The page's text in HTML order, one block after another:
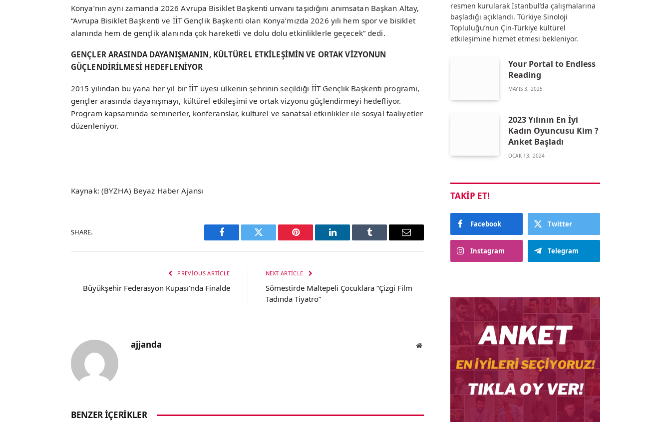
Konya’nın aynı zamanda 2026 Avrupa Bisiklet Başkenti unvanı taşıdığını anımsatan Başkan Altay,
“Avrupa Bisiklet Başkenti ve İİT Gençlik Başkenti olan Konya’mızda 2026 yılı hem spor ve bisiklet
alanında hem de gençlik alanında çok hareketli ve dolu dolu etkinliklerle geçecek” dedi.
GENÇLER ARASINDA DAYANIŞMANIN, KÜLTÜREL ETKİLEŞİMİN VE ORTAK VİZYONUN
GÜÇLENDİRİLMESİ HEDEFLENİYOR
2015 yılından bu yana her yıl bir İİT üyesi ülkenin şehrinin seçildiği İİT Gençlik Başkenti programı,
gençler arasında dayanışmayı, kültürel etkileşimi ve ortak vizyonu güçlendirmeyi hedefliyor.
Program kapsamında seminerler, konferanslar, kültürel ve sanatsal etkinlikler ile sosyal faaliyetler
düzenleniyor.
Kaynak: (BYZHA) Beyaz Haber Ajansı
SHARE.
Facebook Twitter Pinterest LinkedIn Tumblr Email
PREVIOUS ARTICLE
Büyükşehir Federasyon Kupası’nda Finalde
NEXT ARTICLE
Sömestirde Maltepeli Çocuklara “Çizgi Film
Tadında Tiyatro”
ajjanda Website
BENZER İÇERIKLER
resmen kurularak İstanbul’da çalışmalarına
başladığı açıklandı. Türkiye Sinoloji
Topluluğu’nun Çin-Türkiye kültürel
etkileşimine hizmet etmesi bekleniyor.
Your Portal to Endless
Reading
MAYIS 3, 2025
2023 Yılının En İyi
Kadın Oyuncusu Kim ?
Anket Başladı
OCAK 13, 2024
TAKIP ET!
Facebook Twitter
Instagram Telegram